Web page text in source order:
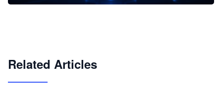
Related Articles